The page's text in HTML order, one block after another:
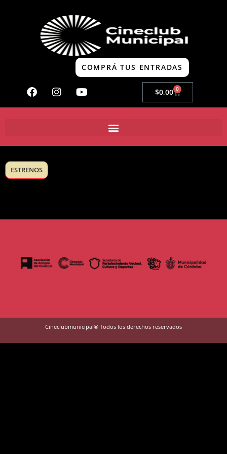
COMPRÁ TUS ENTRADAS
$0,00 0
ESTRENOS
Cineclubmunicipal® Todos los derechos reservados